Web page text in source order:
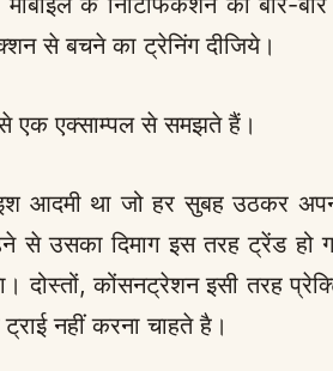
से बचने का ट्रेनिंग दीजिये।
एक एक्साम्पल से समझते हैं।
आदमी था जो हर सुबह उठकर
से उसका दिमाग इस तरह ट्रेंड हो
दोस्तों, कोंसनट्रेशन इसी तरह
नहीं करना चाहते है।